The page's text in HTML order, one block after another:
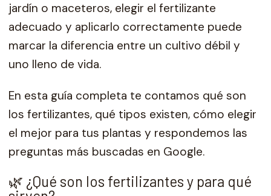
jardín o maceteros, elegir el fertilizante
adecuado y aplicarlo correctamente puede
marcar la diferencia entre un cultivo débil y
uno lleno de vida.
En esta guía completa te contamos qué son
los fertilizantes, qué tipos existen, cómo elegir
el mejor para tus plantas y respondemos las
preguntas más buscadas en Google.
🌿 ¿Qué son los fertilizantes y para qué